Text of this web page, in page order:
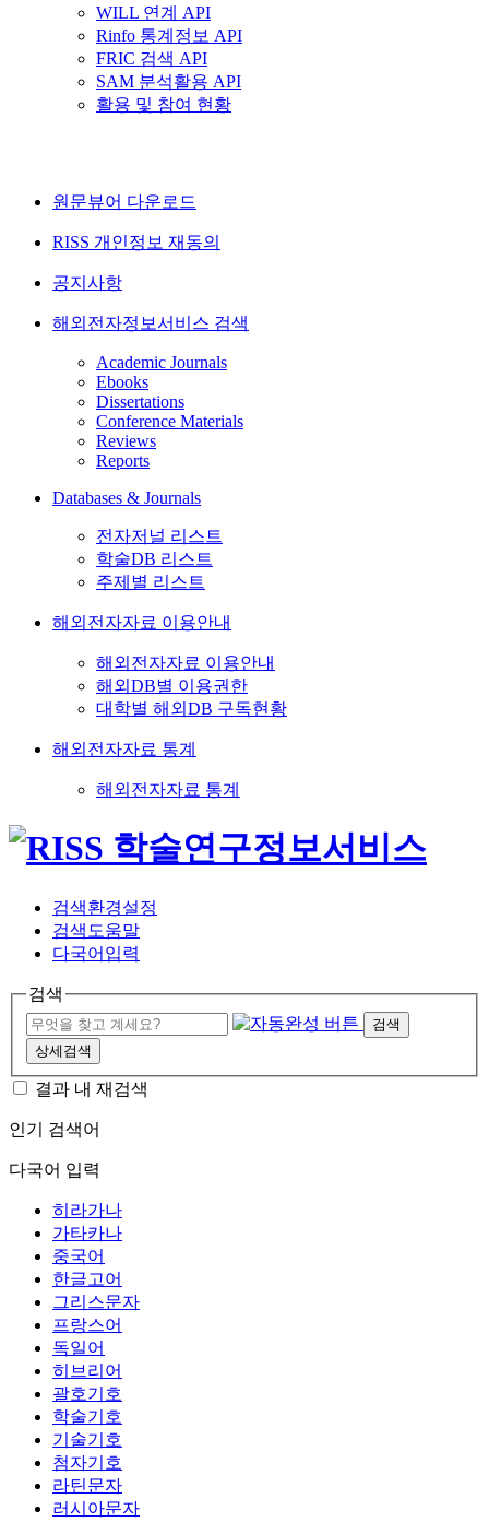
WILL 연계 API
Rinfo 통계정보 API
FRIC 검색 API
SAM 분석활용 API
활용 및 참여 현황
원문뷰어 다운로드
RISS 개인정보 재동의
공지사항
해외전자정보서비스 검색
Academic Journals
Ebooks
Dissertations
Conference Materials
Reviews
Reports
Databases & Journals
전자저널 리스트
학술DB 리스트
주제별 리스트
해외전자자료 이용안내
해외전자자료 이용안내
해외DB별 이용권한
대학별 해외DB 구독현황
해외전자자료 통계
해외전자자료 통계
검색환경설정
검색도움말
다국어입력
검색
검색
상세검색
결과 내 재검색
인기 검색어
다국어 입력
히라가나
가타카나
중국어
한글고어
그리스문자
프랑스어
독일어
히브리어
괄호기호
학술기호
기술기호
첨자기호
라틴문자
러시아문자